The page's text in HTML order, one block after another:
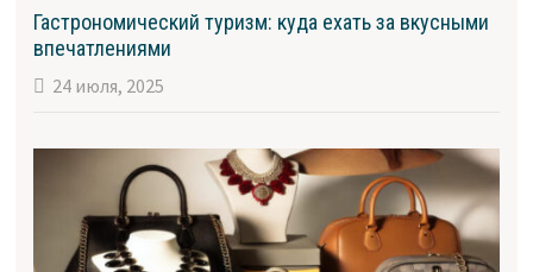
Гастрономический туризм: куда ехать за вкусными
впечатлениями
24 июля, 2025